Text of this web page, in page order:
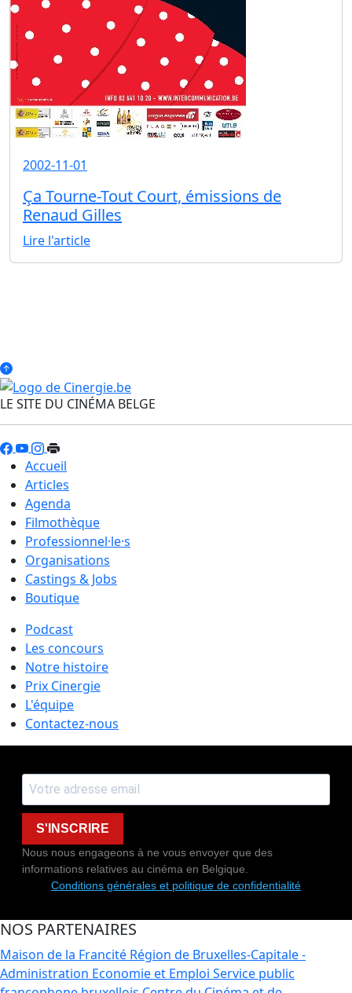
2002-11-01
Ça Tourne-Tout Court, émissions de
Renaud Gilles
Lire l'article
LE SITE DU CINÉMA BELGE
Accueil
Articles
Agenda
Filmothèque
Professionnel·le·s
Organisations
Castings & Jobs
Boutique
Podcast
Les concours
Notre histoire
Prix Cinergie
L'équipe
Contactez-nous
S'INSCRIRE
Nous nous engageons à ne vous envoyer que des
informations relatives au cinéma en Belgique.
Conditions générales et politique de confidentialité
NOS PARTENAIRES
Maison de la Francité Région de Bruxelles-Capitale -
Administration Economie et Emploi Service public